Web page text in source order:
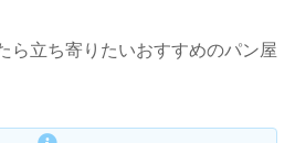
ら立ち寄りたいおすすめのパン屋